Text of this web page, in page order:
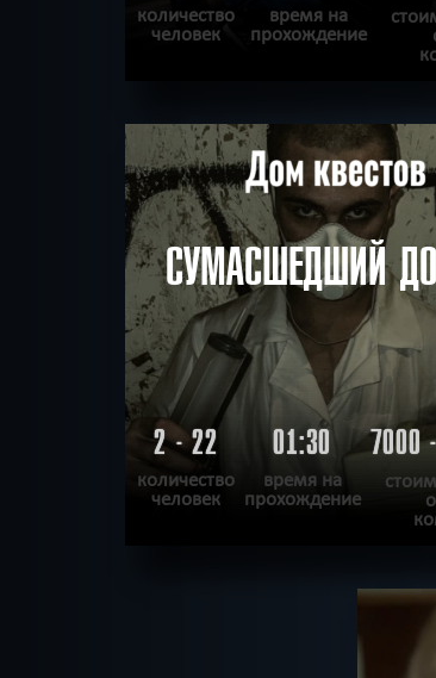
количество
человек
время на
прохождение
ХОЧУ ПРОЙТИ | КВЕСТ
СУМАСШЕДШИЙ
2 - 22
количество
человек
01:30
время на
прохождение
7000